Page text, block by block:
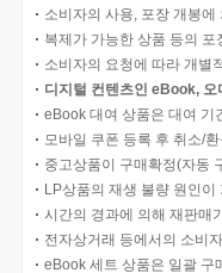
소비자의 사용, 포장 개봉
복제가 가능한 상품 등의
소비자의 요청에 따라 개별
디지털 컨텐츠인 eBook,
eBook 대여 상품은 대여 기
모바일 쿠폰 등록 후 취소/
중고상품이 구매확정(자동
LP상품의 재생 불량 원인
시간의 경과에 의해 재판매
전자상거래 등에서의 소비
eBook 세트 상품은 일괄 구